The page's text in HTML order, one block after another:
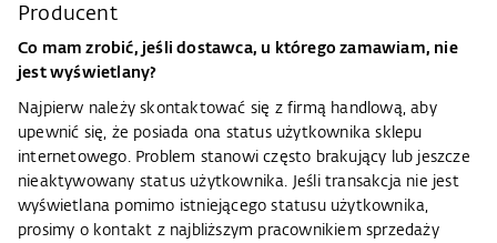
Producent
Co mam zrobić, jeśli dostawca, u którego zamawiam, nie
jest wyświetlany?
Najpierw należy skontaktować się z firmą handlową, aby
upewnić się, że posiada ona status użytkownika sklepu
internetowego. Problem stanowi często brakujący lub jeszcze
nieaktywowany status użytkownika. Jeśli transakcja nie jest
wyświetlana pomimo istniejącego statusu użytkownika,
prosimy o kontakt z najbliższym pracownikiem sprzedaży